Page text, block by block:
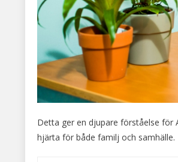
Detta ger en djupare förståelse för
hjärta för både familj och samhälle.